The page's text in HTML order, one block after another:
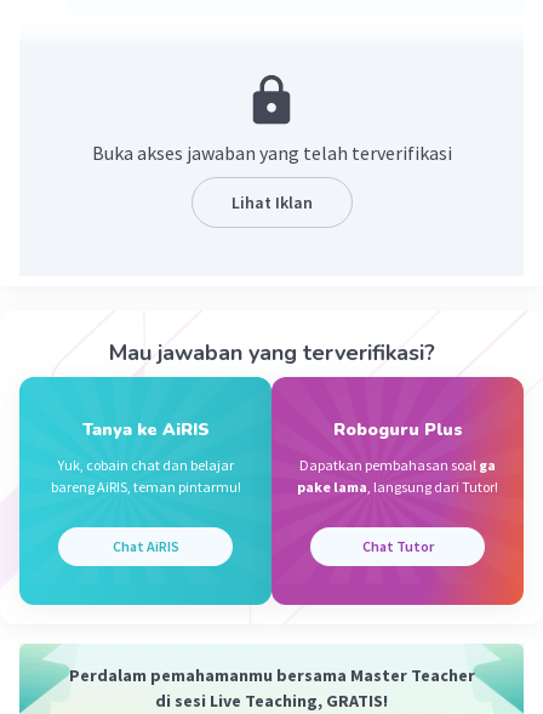
27 November 2023 23:53
Hasilnya 6000
Buka akses jawaban yang telah terverifikasi
Lihat Iklan
Mau jawaban yang terverifikasi?
Tanya ke AiRIS
Yuk, cobain chat dan belajar
bareng AiRIS, teman pintarmu!
Chat AiRIS
Roboguru Plus
Dapatkan pembahasan soal ga
pake lama, langsung dari Tutor!
Chat Tutor
Perdalam pemahamanmu bersama Master Teacher
di sesi Live Teaching, GRATIS!